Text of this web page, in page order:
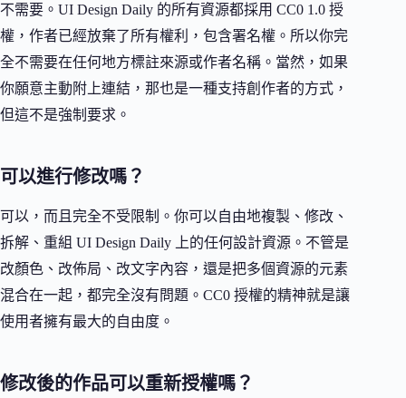
不需要。UI Design Daily 的所有資源都採用 CC0 1.0 授
權，作者已經放棄了所有權利，包含署名權。所以你完
全不需要在任何地方標註來源或作者名稱。當然，如果
你願意主動附上連結，那也是一種支持創作者的方式，
但這不是強制要求。
可以進行修改嗎？
可以，而且完全不受限制。你可以自由地複製、修改、
拆解、重組 UI Design Daily 上的任何設計資源。不管是
改顏色、改佈局、改文字內容，還是把多個資源的元素
混合在一起，都完全沒有問題。CC0 授權的精神就是讓
使用者擁有最大的自由度。
修改後的作品可以重新授權嗎？